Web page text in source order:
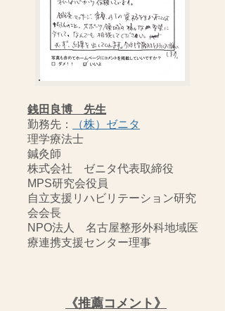
銭田良博 先生
勤務先：
（株）ゼニタ
理学療法士
鍼灸師
株式会社 ゼニタ代表取締役
MPS研究会役員
自立支援リハビリテーション研究
会会長
NPO法人 名古屋整形外科地域医
療連携支援センター理事
《推薦コメント》